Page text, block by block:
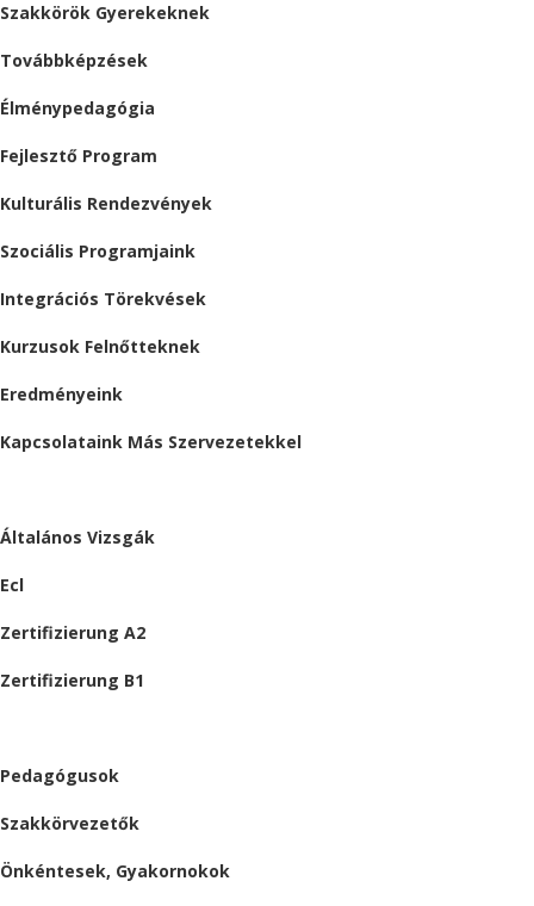
Szakkörök Gyerekeknek
Továbbképzések
Élménypedagógia
Fejlesztő Program
Kulturális Rendezvények
Szociális Programjaink
Integrációs Törekvések
Kurzusok Felnőtteknek
Eredményeink
Kapcsolataink Más Szervezetekkel
Általános Vizsgák
Ecl
Zertifizierung A2
Zertifizierung B1
Pedagógusok
Szakkörvezetők
Önkéntesek, Gyakornokok